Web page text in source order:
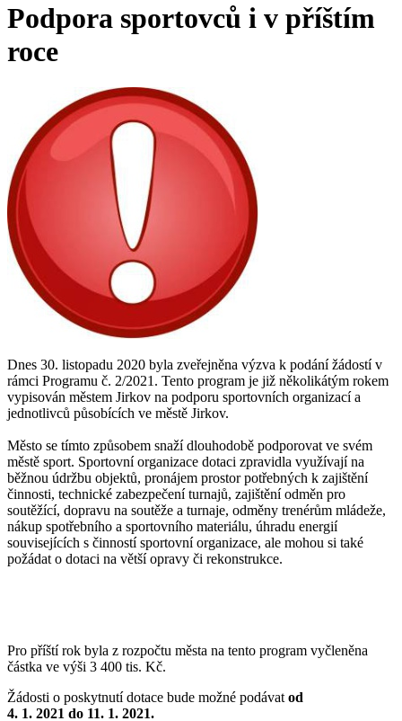
Podpora sportovců i v příštím
roce
Dnes 30. listopadu 2020 byla zveřejněna výzva k podání žádostí v
rámci Programu č. 2/2021. Tento program je již několikátým rokem
vypisován městem Jirkov na podporu sportovních organizací a
jednotlivců působících ve městě Jirkov.
Město se tímto způsobem snaží dlouhodobě podporovat ve svém
městě sport. Sportovní organizace dotaci zpravidla využívají na
běžnou údržbu objektů, pronájem prostor potřebných k zajištění
činnosti, technické zabezpečení turnajů, zajištění odměn pro
soutěžící, dopravu na soutěže a turnaje, odměny trenérům mládeže,
nákup spotřebního a sportovního materiálu, úhradu energií
souvisejících s činností sportovní organizace, ale mohou si také
požádat o dotaci na větší opravy či rekonstrukce.
Pro příští rok byla z rozpočtu města na tento program vyčleněna
částka ve výši 3 400 tis. Kč.
Žádosti o poskytnutí dotace bude možné podávat od
4. 1. 2021 do 11. 1. 2021.